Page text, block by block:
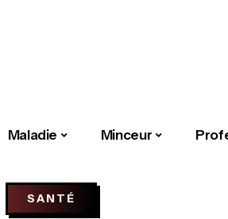
Maladie Minceur
SANTÉ